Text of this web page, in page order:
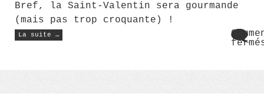
Bref, la Saint-Valentin sera gourmande
(mais pas trop croquante) !
La suite …
« Saint
Valentin